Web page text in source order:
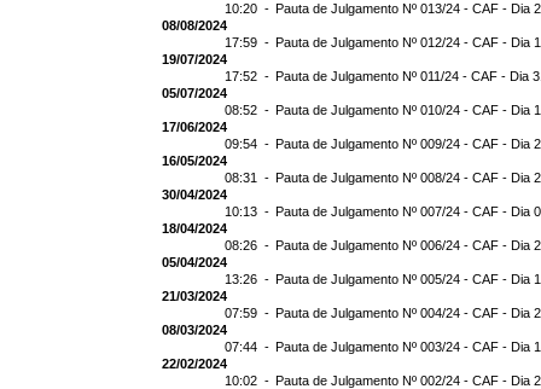
10:20 - Pauta de Julgamento Nº 013/24 - CAF - Dia
08/08/2024
17:59 - Pauta de Julgamento Nº 012/24 - CAF - Dia
19/07/2024
17:52 - Pauta de Julgamento Nº 011/24 - CAF - Dia
05/07/2024
08:52 - Pauta de Julgamento Nº 010/24 - CAF - Dia
17/06/2024
09:54 - Pauta de Julgamento Nº 009/24 - CAF - Dia
16/05/2024
08:31 - Pauta de Julgamento Nº 008/24 - CAF - Dia
30/04/2024
10:13 - Pauta de Julgamento Nº 007/24 - CAF - Dia
18/04/2024
08:26 - Pauta de Julgamento Nº 006/24 - CAF - Dia
05/04/2024
13:26 - Pauta de Julgamento Nº 005/24 - CAF - Dia
21/03/2024
07:59 - Pauta de Julgamento Nº 004/24 - CAF - Dia
08/03/2024
07:44 - Pauta de Julgamento Nº 003/24 - CAF - Dia
22/02/2024
10:02 - Pauta de Julgamento Nº 002/24 - CAF - Dia